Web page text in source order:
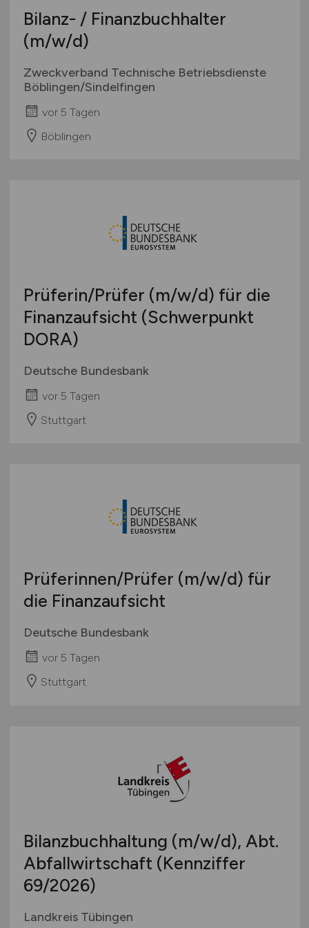
Bilanz- / Finanzbuchhalter
(m/w/d)
Zweckverband Technische Betriebsdienste
Böblingen/Sindelfingen
vor 5 Tagen
Böblingen
Prüferin/Prüfer (m/w/d) für die
Finanzaufsicht (Schwerpunkt
DORA)
Deutsche Bundesbank
vor 5 Tagen
Stuttgart
Prüferinnen/Prüfer (m/w/d) für
die Finanzaufsicht
Deutsche Bundesbank
vor 5 Tagen
Stuttgart
Bilanzbuchhaltung (m/w/d), Abt.
Abfallwirtschaft (Kennziffer
69/2026)
Landkreis Tübingen